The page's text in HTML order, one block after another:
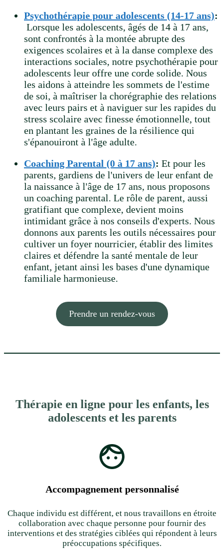
Psychothérapie pour adolescents (14-17 ans):
Lorsque les adolescents, âgés de 14 à 17 ans,
sont confrontés à la montée abrupte des
exigences scolaires et à la danse complexe des
interactions sociales, notre psychothérapie pour
adolescents leur offre une corde solide. Nous
les aidons à atteindre les sommets de l'estime
de soi, à maîtriser la chorégraphie des relations
avec leurs pairs et à naviguer sur les rapides du
stress scolaire avec finesse émotionnelle, tout
en plantant les graines de la résilience qui
s'épanouiront à l'âge adulte.
Coaching Parental (0 à 17 ans): Et pour les
parents, gardiens de l'univers de leur enfant de
la naissance à l'âge de 17 ans, nous proposons
un coaching parental. Le rôle de parent, aussi
gratifiant que complexe, devient moins
intimidant grâce à nos conseils d'experts. Nous
donnons aux parents les outils nécessaires pour
cultiver un foyer nourricier, établir des limites
claires et défendre la santé mentale de leur
enfant, jetant ainsi les bases d'une dynamique
familiale harmonieuse.
Prendre un rendez-vous
Thérapie en ligne pour les enfants, les
adolescents et les parents
Accompagnement personnalisé
Chaque individu est différent, et nous travaillons en étroite
collaboration avec chaque personne pour fournir des
interventions et des stratégies ciblées qui répondent à leurs
préoccupations spécifiques.